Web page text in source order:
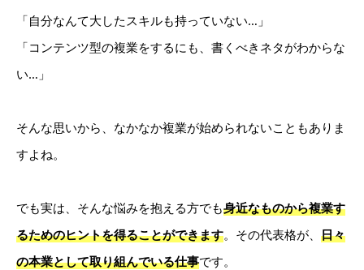
「自分なんて大したスキルも持っていない…」
「コンテンツ型の複業をするにも、書くべきネタがわからな
い…」
そんな思いから、なかなか複業が始められないこともありま
すよね。
でも実は、そんな悩みを抱える方でも身近なものから複業す
るためのヒントを得ることができます。その代表格が、 日々
の本業として取り組んでいる仕事です。